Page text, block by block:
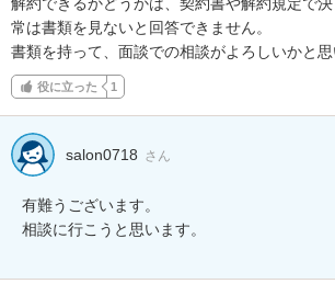
常は書類を見ないと回答できません。
書類を持って、面談での相談がよろしいかと思
役に立った 1
salon0718 さん
有難うございます。
相談に行こうと思います。